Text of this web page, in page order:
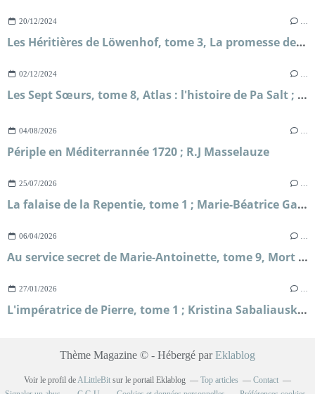
20/12/2024
Les Héritières de Löwenhof, tome 3, La promesse de Solveig ; Corina Bomann
02/12/2024
Les Sept Sœurs, tome 8, Atlas : l'histoire de Pa Salt ; Lucinda Riley et Harry Whittaker
04/08/2026
Périple en Méditerrannée 1720 ; R.J Masselauze
25/07/2026
La falaise de la Repentie, tome 1 ; Marie-Béatrice Gauvin
06/04/2026
Au service secret de Marie-Antoinette, tome 9, Mort sur le fil ; Frédéric Lenormand
27/01/2026
L'impératrice de Pierre, tome 1 ; Kristina Sabaliauskaitė
Thème Magazine © - Hébergé parEklablog
Voir le profil de ALittleBit sur le portail Eklablog Top articles
Contact